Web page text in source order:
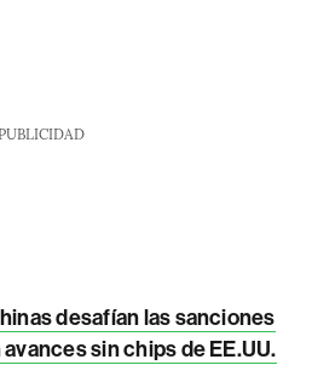
desafían las sanciones
sin chips de EE.UU.